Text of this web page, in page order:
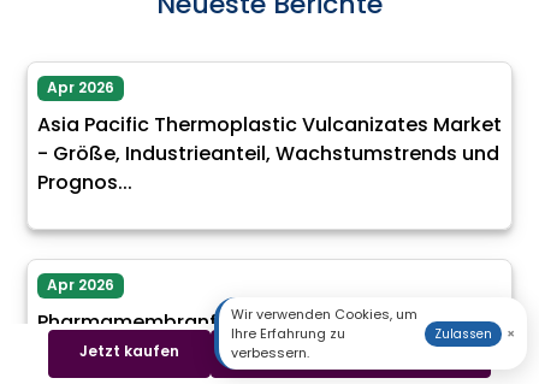
Apr 2026
Asia Pacific Thermoplastic Vulcanizates Market
- Größe, Industrieanteil, Wachstumstrends und
Prognos...
Apr 2026
Pharmamembranfiltrationsmarkt - Größe,
Anteil, Industrietrends und Prognosen (2025 -
Jetzt kaufen Beispiel herunterladen
Wir verwenden Cookies, um
Ihre Erfahrung zu
verbessern.
Zulassen ×